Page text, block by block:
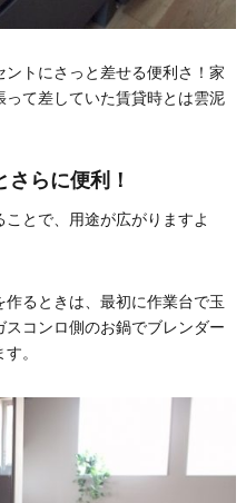
トにさっと差せる便利さ！家
て差していた賃貸時とは雲泥
らに便利！
とで、用途が広がりますよ
るときは、最初に作業台で玉
コンロ側のお鍋でブレンダー
。